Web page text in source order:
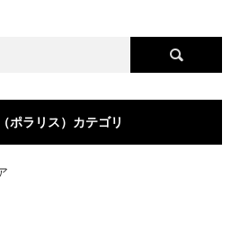
ポラリス）カテゴリ